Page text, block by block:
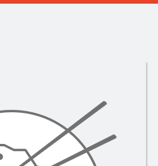
119.